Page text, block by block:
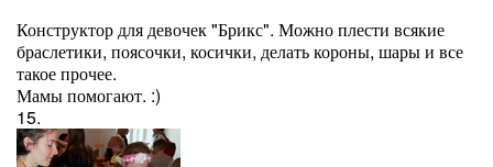
Конструктор для девочек "Брикс". Можно плести всякие
браслетики, поясочки, косички, делать короны, шары и все
такое прочее.
Мамы помогают. :)
15.